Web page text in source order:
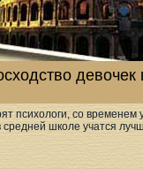
девочек
психологи, со временем
средней школе учатся